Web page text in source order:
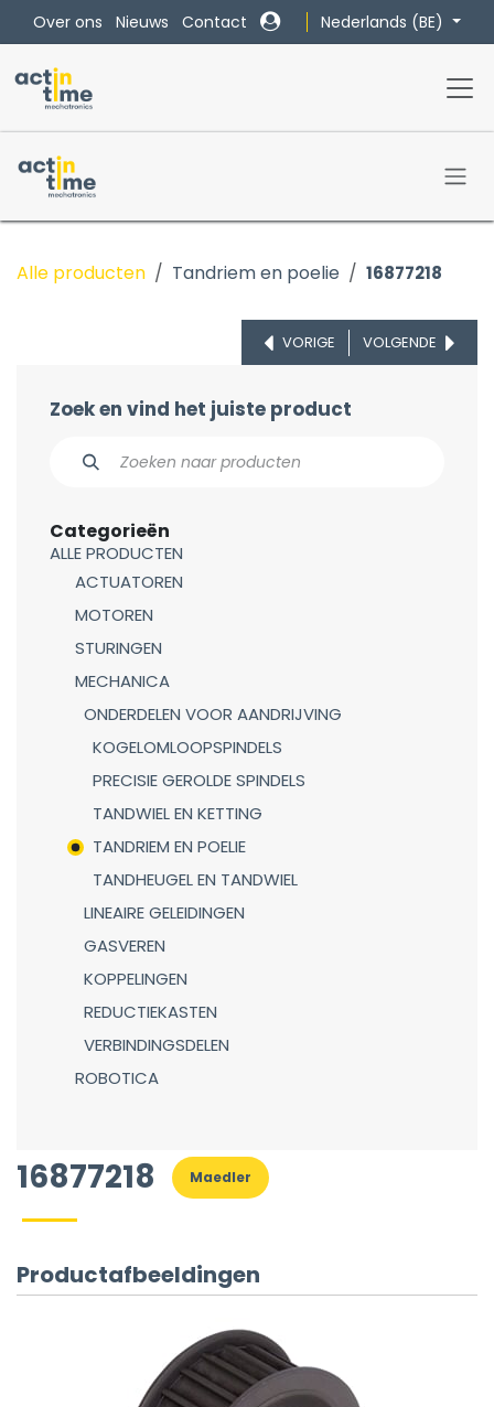
Overslaan naar inhoud
Over ons Nieuws Contact Nederlands (BE)
Alle producten Tandriem en poelie 16877218
VORIGE VOLGENDE
Zoek en vind het juiste product
Categorieën
ALLE PRODUCTEN
ACTUATOREN
MOTOREN
STURINGEN
MECHANICA
ONDERDELEN VOOR AANDRIJVING
KOGELOMLOOPSPINDELS
PRECISIE GEROLDE SPINDELS
TANDWIEL EN KETTING
TANDRIEM EN POELIE
TANDHEUGEL EN TANDWIEL
LINEAIRE GELEIDINGEN
GASVEREN
KOPPELINGEN
REDUCTIEKASTEN
VERBINDINGSDELEN
ROBOTICA
16877218 Maedler
Productafbeeldingen